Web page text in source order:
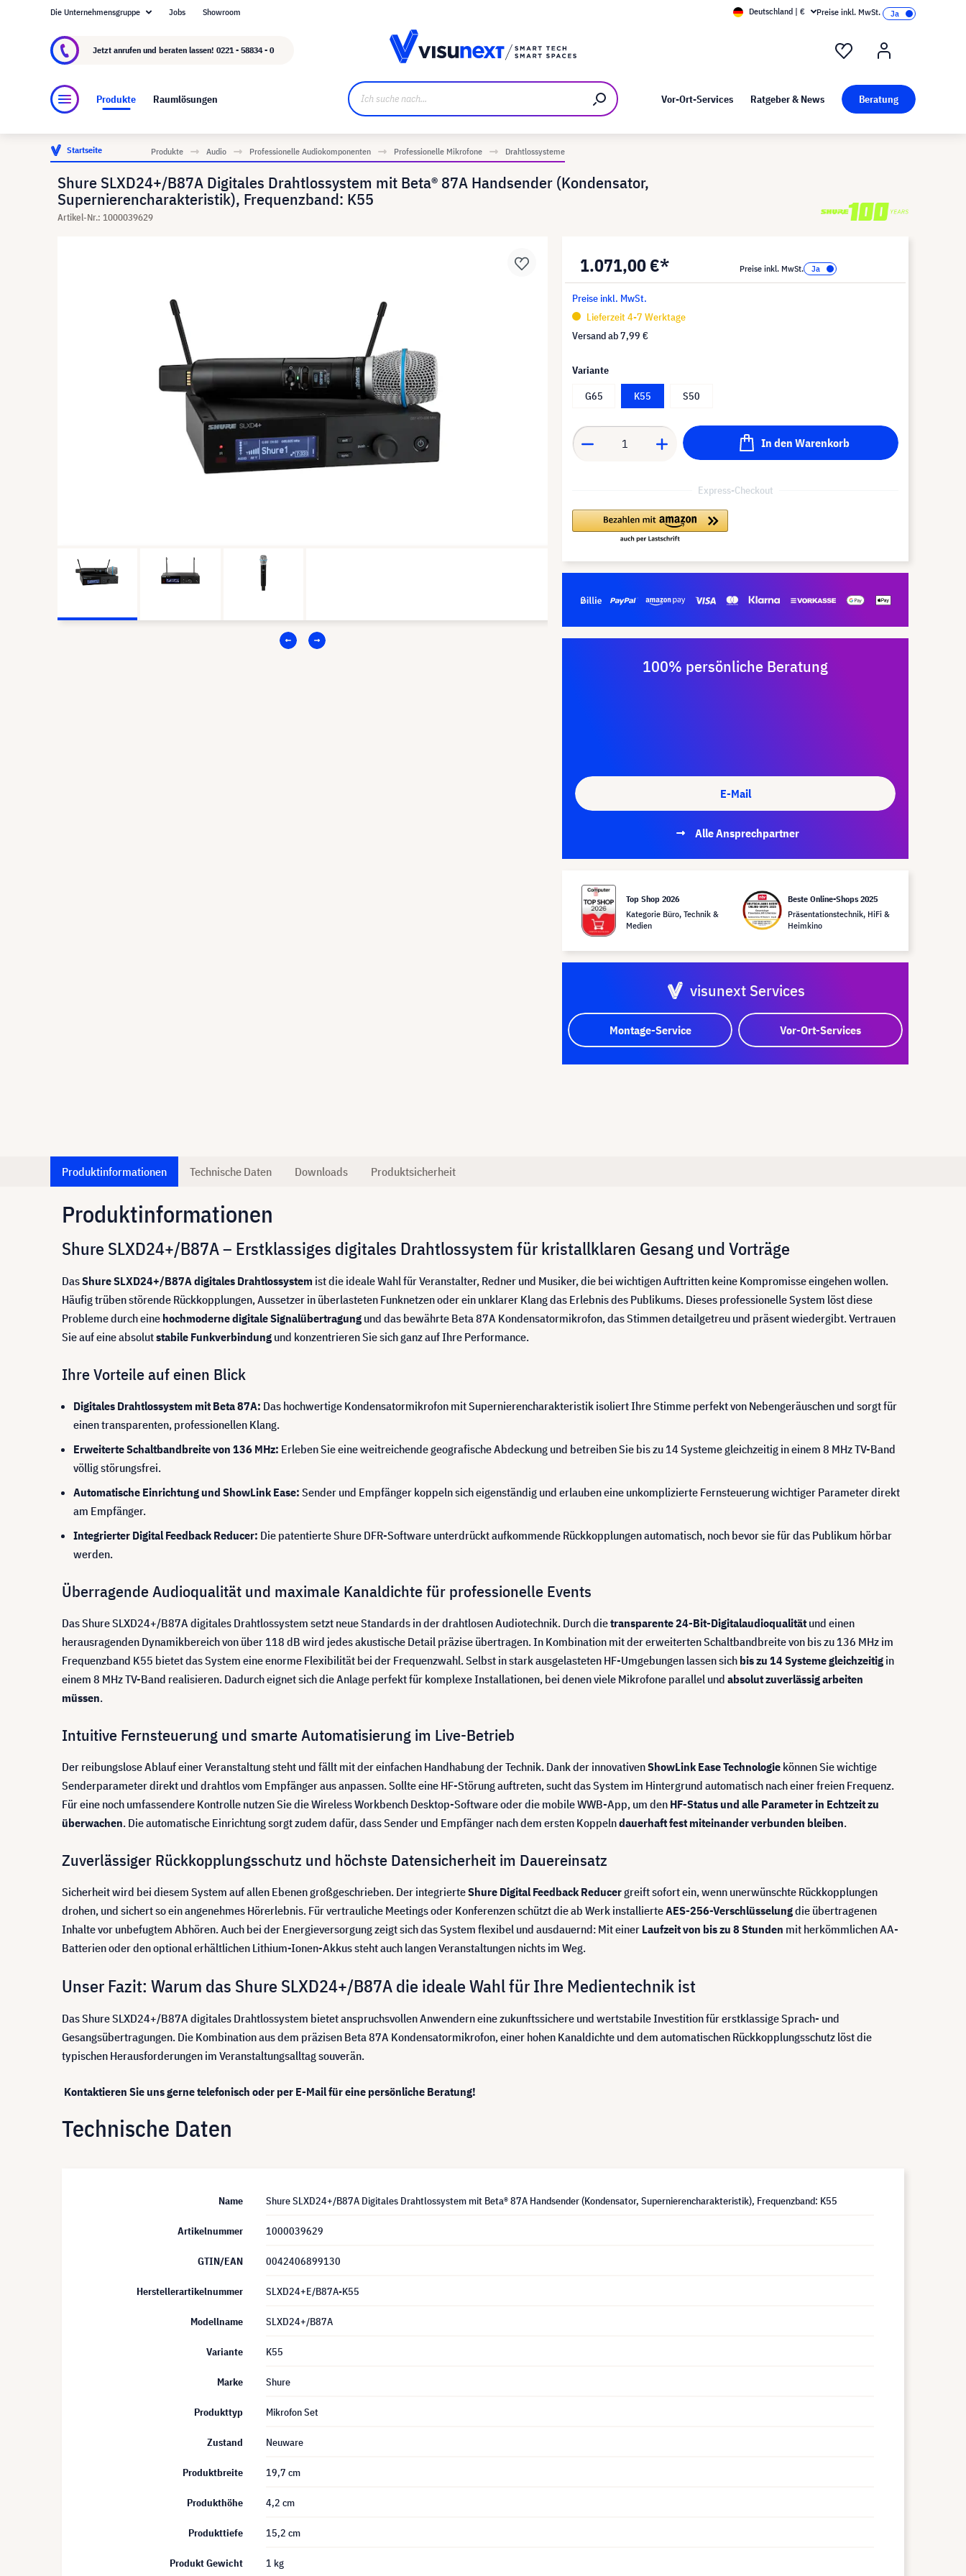
Über visunext.de Kunst bei visunext
Die Unternehmensgruppe Jobs Showroom Deutschland | € Preise inkl. MwSt.
Jetzt anrufen und beraten lassen! 0221 - 58834 - 0
Produkte Raumlösungen Vor-Ort-Services Ratgeber & News Beratung
Startseite Produkte Audio Professionelle Audiokomponenten Professionelle Mikrofone Drahtlossysteme
Shure SLXD24+/B87A Digitales Drahtlossystem mit Beta® 87A Handsender (Kondensator,
Supernierencharakteristik), Frequenzband: K55
Artikel-Nr.: 1000039629
1.071,00 €* Preise inkl. MwSt.
Preise inkl. MwSt.
Lieferzeit 4-7 Werktage
Versand ab7,99 €
Variante
G65
K55 S50
In den Warenkorb
Express-Checkout
100% persönliche Beratung
E-Mail
Alle Ansprechpartner
Top Shop 2026
Kategorie Büro, Technik &
Medien
Beste Online-Shops 2025
Präsentationstechnik, HiFi &
Heimkino
visunext Services
Montage-Service Vor-Ort-Services
Produktinformationen Technische Daten Downloads Produktsicherheit
Produktinformationen
Shure SLXD24+/B87A – Erstklassiges digitales Drahtlossystem für kristallklaren Gesang und Vorträge
DasShure SLXD24+/B87A digitales Drahtlossystem ist die ideale Wahl für Veranstalter, Redner und Musiker, die bei wichtigen Auftritten keine Kompromisse eingehen wollen.
Häufig trüben störende Rückkopplungen, Aussetzer in überlasteten Funknetzen oder ein unklarer Klang das Erlebnis des Publikums. Dieses professionelle System löst diese
Probleme durch eine hochmoderne digitale Signalübertragung und das bewährte Beta 87A Kondensatormikrofon, das Stimmen detailgetreu und präsent wiedergibt. Vertrauen
Sie auf eine absolutstabile Funkverbindung und konzentrieren Sie sich ganz auf Ihre Performance.
Ihre Vorteile auf einen Blick
Digitales Drahtlossystem mit Beta 87A: Das hochwertige Kondensatormikrofon mit Supernierencharakteristik isoliert Ihre Stimme perfekt von Nebengeräuschen und sorgt für
einen transparenten, professionellen Klang.
Erweiterte Schaltbandbreite von 136 MHz: Erleben Sie eine weitreichende geografische Abdeckung und betreiben Sie bis zu 14 Systeme gleichzeitig in einem 8 MHz TV-Band
völlig störungsfrei.
Automatische Einrichtung und ShowLink Ease: Sender und Empfänger koppeln sich eigenständig und erlauben eine unkomplizierte Fernsteuerung wichtiger Parameter direkt
am Empfänger.
Integrierter Digital Feedback Reducer: Die patentierte Shure DFR-Software unterdrückt aufkommende Rückkopplungen automatisch, noch bevor sie für das Publikum hörbar
werden.
Überragende Audioqualität und maximale Kanaldichte für professionelle Events
Das Shure SLXD24+/B87A digitales Drahtlossystem setzt neue Standards in der drahtlosen Audiotechnik. Durch dietransparente 24-Bit-Digitalaudioqualität und einen
herausragenden Dynamikbereich von über 118 dB wird jedes akustische Detail präzise übertragen. In Kombination mit der erweiterten Schaltbandbreite von bis zu 136 MHz im
Frequenzband K55 bietet das System eine enorme Flexibilität bei der Frequenzwahl. Selbst in stark ausgelasteten HF-Umgebungen lassen sich bis zu 14 Systeme gleichzeitig in
einem 8 MHz TV-Band realisieren. Dadurch eignet sich die Anlage perfekt für komplexe Installationen, bei denen viele Mikrofone parallel und absolut zuverlässig arbeiten
müssen.
Intuitive Fernsteuerung und smarte Automatisierung im Live-Betrieb
Der reibungslose Ablauf einer Veranstaltung steht und fällt mit der einfachen Handhabung der Technik. Dank der innovativenShowLink Ease Technologie können Sie wichtige
Senderparameter direkt und drahtlos vom Empfänger aus anpassen. Sollte eine HF-Störung auftreten, sucht das System im Hintergrund automatisch nach einer freien Frequenz.
Für eine noch umfassendere Kontrolle nutzen Sie die Wireless Workbench Desktop-Software oder die mobile WWB-App, um den HF-Status und alle Parameter in Echtzeit zu
überwachen. Die automatische Einrichtung sorgt zudem dafür, dass Sender und Empfänger nach dem ersten Koppelndauerhaft fest miteinander verbunden bleiben.
Zuverlässiger Rückkopplungsschutz und höchste Datensicherheit im Dauereinsatz
Sicherheit wird bei diesem System auf allen Ebenen großgeschrieben. Der integrierteShure Digital Feedback Reducergreift sofort ein, wenn unerwünschte Rückkopplungen
drohen, und sichert so ein angenehmes Hörerlebnis. Für vertrauliche Meetings oder Konferenzen schützt die ab Werk installierteAES-256-Verschlüsselungdie übertragenen
Inhalte vor unbefugtem Abhören. Auch bei der Energieversorgung zeigt sich das System flexibel und ausdauernd: Mit einer Laufzeit von bis zu 8 Stunden mit herkömmlichen AA-
Batterien oder den optional erhältlichen Lithium-Ionen-Akkus steht auch langen Veranstaltungen nichts im Weg.
Unser Fazit: Warum das Shure SLXD24+/B87A die ideale Wahl für Ihre Medientechnik ist
Das Shure SLXD24+/B87A digitales Drahtlossystem bietet anspruchsvollen Anwendern eine zukunftssichere und wertstabile Investition für erstklassige Sprach- und
Gesangsübertragungen. Die Kombination aus dem präzisen Beta 87A Kondensatormikrofon, einer hohen Kanaldichte und dem automatischen Rückkopplungsschutz löst die
typischen Herausforderungen im Veranstaltungsalltag souverän.
Kontaktieren Sie uns gerne telefonisch oder per E-Mail für eine persönliche Beratung!
Technische Daten
Name Shure SLXD24+/B87A Digitales Drahtlossystem mit Beta® 87A Handsender (Kondensator, Supernierencharakteristik), Frequenzband: K55
Artikelnummer 1000039629
GTIN/EAN 0042406899130
Herstellerartikelnummer SLXD24+E/B87A-K55
Modellname SLXD24+/B87A
Variante K55
Marke Shure
Produkttyp Mikrofon Set
Zustand Neuware
Produktbreite 19,7 cm
Produkthöhe 4,2 cm
Produkttiefe 15,2 cm
Produkt Gewicht 1 kg